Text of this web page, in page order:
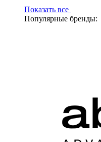
Показать все
Популярные бренды: